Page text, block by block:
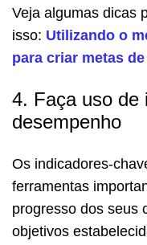
Veja algumas dicas
isso: Utilizando o
para criar metas
4. Faça uso de
desempenho
Os indicadores-
ferramentas
progresso dos seus
objetivos